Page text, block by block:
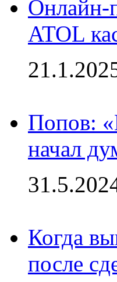
Онлайн-
ATOL
Попов:
начал
Когда
после